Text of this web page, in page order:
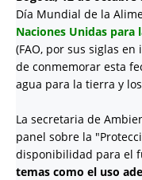
Día Mundial de la
Naciones Unidas
(FAO, por sus siglas
de conmemorar esta
agua para la tierra y
La secretaria de
panel sobre la
disponibilidad para el
temas como el uso